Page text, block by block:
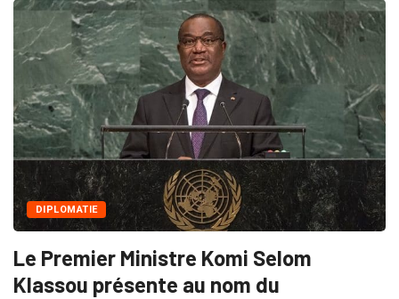
DIPLOMATIE
Le Premier Ministre Komi Selom
Klassou présente au nom du